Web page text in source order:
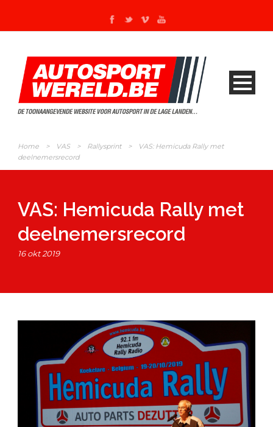
Home > VAS > Rallysprint >
VAS: Hemicuda Rally met
deelnemersrecord
VAS: Hemicuda Rally met
deelnemersrecord
16 okt 2019